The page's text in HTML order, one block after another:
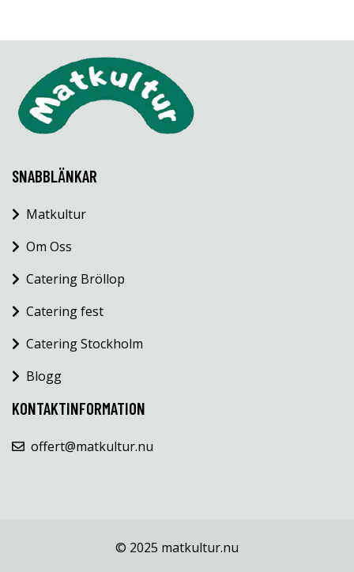
SNABBLÄNKAR
Matkultur
Om Oss
Catering Bröllop
Catering fest
Catering Stockholm
Blogg
KONTAKTINFORMATION
offert@matkultur.nu
© 2025 matkultur.nu